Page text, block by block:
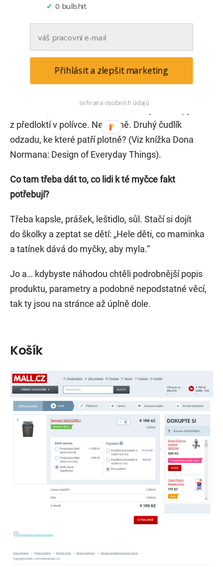
Máte myčku? Tak to se vám bude určitě hodit
digestoř. Ona ta myčka totiž hrozně čoudí.
na straně, budete to mít i s ožehnutými chlupy
z předloktí v polívce. Ne vážně. Druhý čudlík
odzadu, ke které patří plotně? (Viz knížka Dona
Normana: Design of Everyday Things).
Co tam třeba dát to, co lidi k té myčce fakt
potřebují?
Třeba kapsle, prášek, leštidlo, sůl. Stačí si dojít
do školky a zeptat se dětí: „Hele děti, co maminka
a tatínek dává do myčky, aby myla.“
Jo a… kdybyste náhodou chtěli podrobnější popis
produktu, parametry a podobné nepodstatné věcí,
tak ty jsou na stránce až úplně dole.
Košík
✔ 0 bullshit
Přihlásit a zlepšit marketing
ochrana osobních údajů